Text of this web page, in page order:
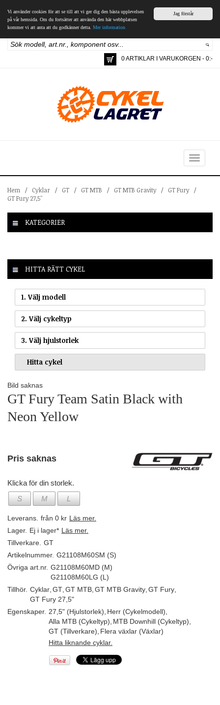
Jag förstår
Vi använder cookies för att se till att vi ger dig den bästa upplevelsen
på vår hemsida. Om du fortsätter att använda den här webbplatsen
kommer vi att anta att du godkänner detta. Mer information
0 ARTIKLAR I VARUKORGEN - 0:-
Toggle
navigation
Hem / Cyklar / GT / GT MTB / GT MTB Gravity / GT Fury
/
GT Fury 27,5"
KATEGORIER
HITTA RÄTT CYKEL
1. Välj modell
2. Välj cykeltyp
3. Välj hjulstorlek
Bild saknas
GT Fury Team Satin Black with
Neon Yellow
Pris saknas
Klicka för din storlek.
S
M L
Leverans. från 0 kr Läs mer.
Lager. Ej i lager* Läs mer.
Tillverkare. GT
Artikelnummer. G21108M60SM (S)
Övriga art.nr. G21108M60MD (M)
G21108M60LG (L)
Tillhör. Cyklar GT GT MTB GT MTB Gravity GT Fury
GT Fury 27,5"
Egenskaper. 27,5" (Hjulstorlek) Herr (Cykelmodell)
Alla MTB (Cykeltyp) MTB Downhill (Cykeltyp)
GT (Tillverkare) Flera växlar (Växlar)
Hitta liknande cyklar.